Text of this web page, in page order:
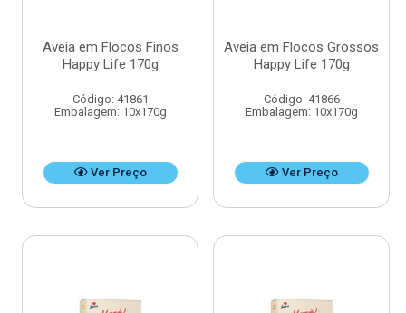
Aveia em Flocos Finos
Happy Life 170g
Código: 41861
Embalagem: 10x170g
Ver Preço
Aveia em Flocos Grossos
Happy Life 170g
Código: 41866
Embalagem: 10x170g
Ver Preço